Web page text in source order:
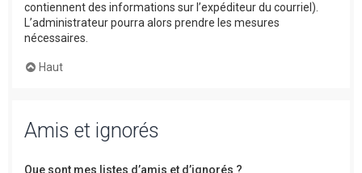
contiennent des informations sur l’expéditeur du courriel).
L’administrateur pourra alors prendre les mesures
nécessaires.
Haut
Amis et ignorés
Que sont mes listes d’amis et d’ignorés ?